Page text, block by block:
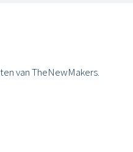
van TheNewMakers.